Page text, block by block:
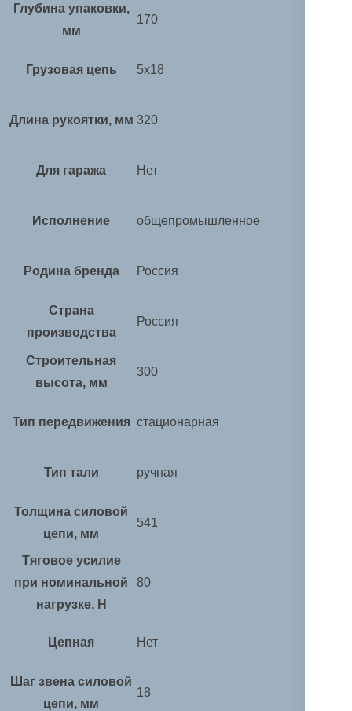
Глубина упаковки,
мм
170
Грузовая цепь 5х18
Длина рукоятки, мм 320
Для гаража Нет
Исполнение общепромышленное
Родина бренда Россия
Страна
производства
Россия
Строительная
высота, мм
300
Тип передвижения стационарная
Тип тали ручная
Толщина силовой
цепи, мм
541
Тяговое усилие
при номинальной
нагрузке, Н
80
Цепная Нет
Шаг звена силовой
цепи, мм
18